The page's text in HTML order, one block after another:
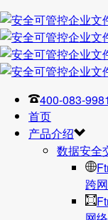
400-083-9981
首页
产品介绍
数据安全
跨